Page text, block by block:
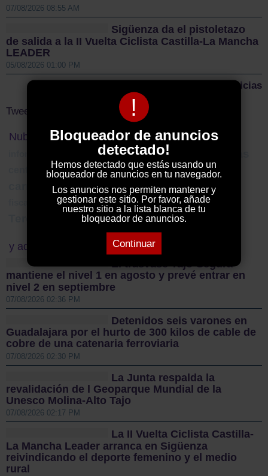
!
Bloqueador de anuncios
detectado!
Hemos detectado que estás usando un
bloqueador de anuncios en tu navegador.
Los anuncios nos permiten mantener y
gestionar este sitio. Por favor, añade
nuestro sitio a la lista blanca de tu
bloqueador de anuncios.
Continuar
07/08/2026 08:55 AM
Sigüenza da el pistoletazo
de salida a la II Vuelta Ciclista Castilla-La Mancha
LEADER
05/08/2026 01:00 PM
Más noticias
Tweets by ElDecanodeGuad1
Nube de Tags
Gobierno Castilla-La Mancha
centro radioterapia concejala
renfe
carrozas Guadalajara
Juzgados CAMF
vaper venezuela candidatura
Tercera RFEF restauración
y además...
El trasvase Tajo-Segura
mantiene el nivel 1 en agosto y prevé entrar en
nivel 2 en septiembre
07/08/2026 02:36 PM
Detenidos seis varones en
Guadalajara por el hurto de 300 kilos de cable de
cobre de una catenaria ferroviaria
07/08/2026 02:30 PM
La Junta respalda la
revalidación de l Geoparque Mundial de la
Unesco Molina-Alto Tajo
07/08/2026 02:17 PM
La II Vuelta Ciclista Castilla-
La Mancha Leader arranca en Sigüenza
reivindicando el deporte femenino y el medio
rural